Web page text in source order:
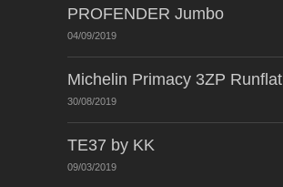
PROFENDER Jumbo
04/09/2019
Michelin Primacy 3ZP Runflat
30/08/2019
TE37 by KK
09/03/2019